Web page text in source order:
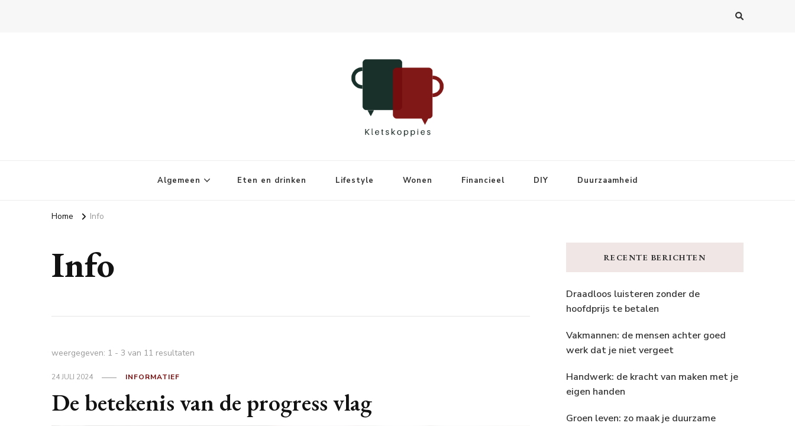
Algemeen Eten en drinken Lifestyle Wonen Financieel DIY Duurzaamheid
Home Info
Info
weergegeven: 1 - 3 van 11 resultaten
24 JULI 2024 INFORMATIEF
De betekenis van de progress vlag
RECENTE BERICHTEN
Draadloos luisteren zonder de
hoofdprijs te betalen
Vakmannen: de mensen achter goed
werk dat je niet vergeet
Handwerk: de kracht van maken met je
eigen handen
Groen leven: zo maak je duurzame